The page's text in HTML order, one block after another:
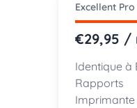
Excellent Pro
€29,95 /
Identique à
Rapports